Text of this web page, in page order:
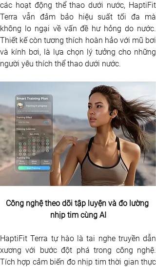
các hoạt động thể thao dưới nước, HaptiFit
Terra vẫn đảm bảo hiệu suất tối đa mà
không lo ngại về vấn đề hư hỏng do nước.
Thiết kế còn tương thích hoàn hảo với mũ bơi
và kính bơi, là lựa chọn lý tưởng cho những
người yêu thích thể thao dưới nước.
Công nghệ theo dõi tập luyện và đo lường
nhịp tim cùng AI
HaptiFit Terra tự hào là tai nghe truyền dẫn
xương với bước đột phá trong công nghệ.
Tích hợp cảm biến đo nhịp tim thời gian thực